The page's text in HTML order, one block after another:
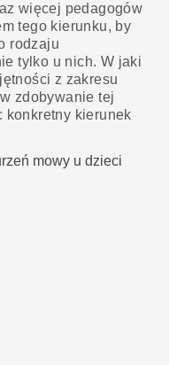
więcej pedagogów
tego kierunku, by
rodzaju
tylko u nich. W jaki
z zakresu
zdobywanie tej
konkretny kierunek